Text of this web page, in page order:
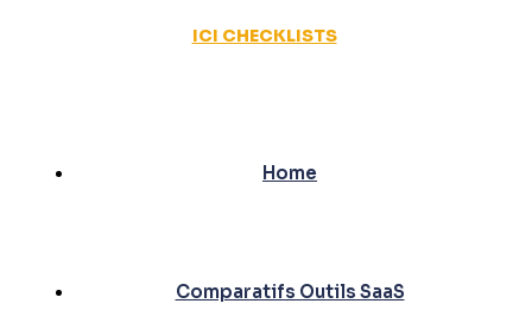
ICI CHECKLISTS
Home
Comparatifs Outils SaaS